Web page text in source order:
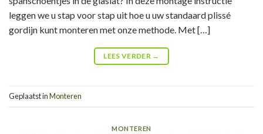
leggen we u stap voor stap uit hoe u uw standaard plissé
gordijn kunt monteren met onze methode. Met […]
LEES VERDER →
Geplaatst inMonteren
MONTEREN